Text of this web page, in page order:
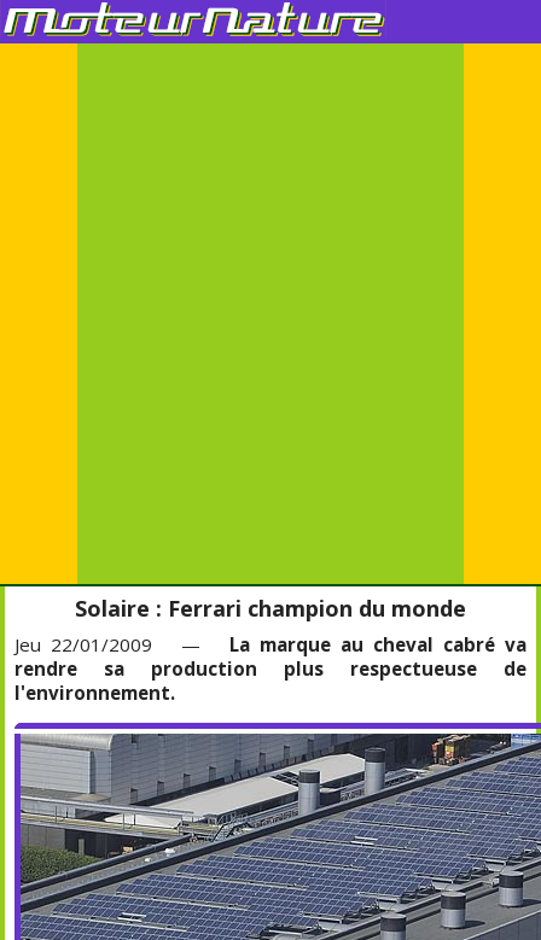
Solaire : Ferrari champion du monde
Jeu 22/01/2009 — La marque au cheval cabré va
rendre sa production plus respectueuse de
l'environnement.